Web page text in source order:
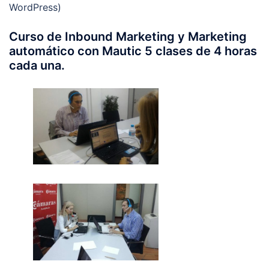
WordPress)
Curso de Inbound Marketing y Marketing
automático con Mautic 5 clases de 4 horas
cada una.